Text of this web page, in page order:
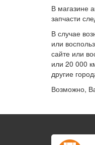
В магазине
запчасти
В случае
или
сайте или
или 20 000
другие
Возможно,